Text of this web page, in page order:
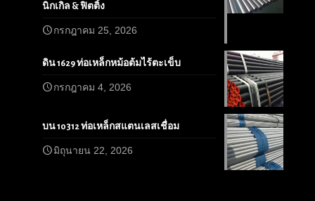
นิกเกิล & ฟิตติ้ง
กรกฎาคม 25, 2026
ดิน 1629 ท่อเหล็กหม้อต้มไร้ตะเข็บ
กรกฎาคม 4, 2026
บน 10312 ท่อเหล็กสแตนเลสเชื่อม
มิถุนายน 22, 2026